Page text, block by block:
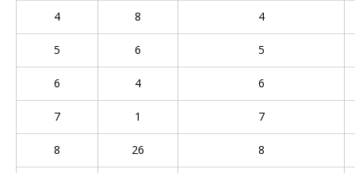
4 8 4
5 6 5
6 4 6
7 1 7
8 26 8